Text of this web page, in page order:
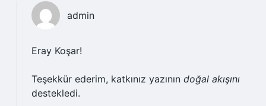
admin
Eray Koşar!
Teşekkür ederim, katkınız yazının doğal akışını
destekledi.